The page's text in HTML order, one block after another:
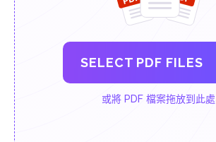
SELECT PDF FILES
或將 PDF 檔案拖放到此處